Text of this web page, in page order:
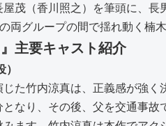
屋茂（香川照之）を筆頭に、
両グループの間で揺れ動く楠
』主要キャスト紹介
た竹内涼真は、正義感が強
なり、その後、父を交通事